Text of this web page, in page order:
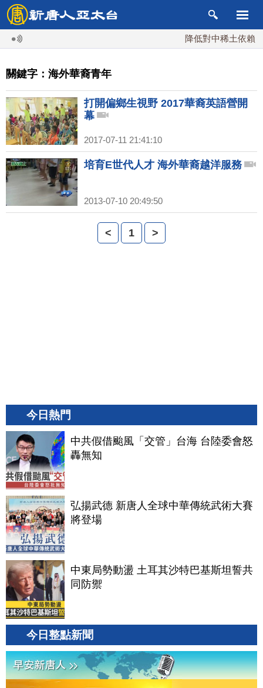
降低對中稀土依賴
關鍵字：海外華裔青年
打開偏鄉生視野 2017華裔英語營開
幕
2017-07-11 21:41:10
培育E世代人才 海外華裔越洋服務
2013-07-10 20:49:50
< 1 >
今日熱門
中共假借颱風「交管」台海 台陸委會怒
轟無知
弘揚武德 新唐人全球中華傳統武術大賽
將登場
中東局勢動盪 土耳其沙特巴基斯坦誓共
同防禦
今日整點新聞